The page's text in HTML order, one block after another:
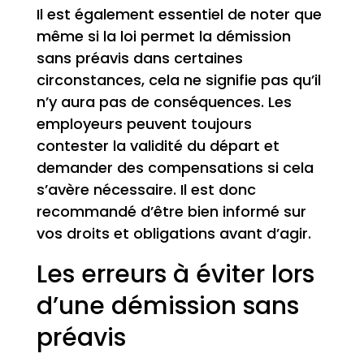
Il est également essentiel de noter que
même si la loi permet la démission
sans préavis dans certaines
circonstances, cela ne signifie pas qu’il
n’y aura pas de conséquences. Les
employeurs peuvent toujours
contester la validité du départ et
demander des compensations si cela
s’avère nécessaire. Il est donc
recommandé d’être bien informé sur
vos droits et obligations avant d’agir.
Les erreurs à éviter lors
d’une démission sans
préavis